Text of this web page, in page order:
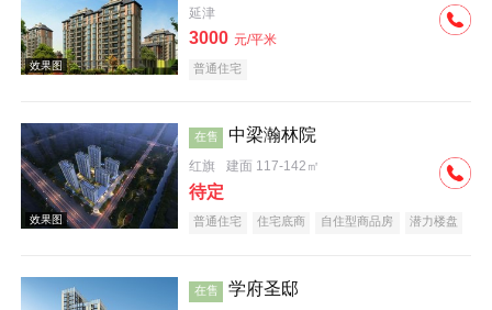
延津
3000 元/平米
普通住宅
在售 中梁瀚林院
红旗 建面 117-142㎡
待定
普通住宅 住宅底商 自住型商品房
潜力楼盘
在售 学府圣邸